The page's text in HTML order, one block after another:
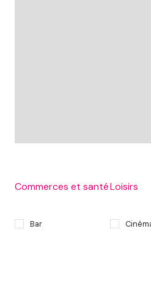
Commerces et santé
Bar
Loisirs